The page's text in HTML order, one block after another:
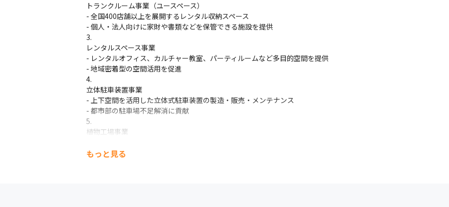
トランクルーム事業（ユースペース）
- 全国400店舗以上を展開するレンタル収納スペース
- 個人・法人向けに家財や書類などを保管できる施設を提供
レンタルスペース事業
- レンタルオフィス、カルチャー教室、パーティルームなど多目的空間を提供
- 地域密着型の空間活用を促進
立体駐車装置事業
- 上下空間を活用した立体式駐車装置の製造・販売・メンテナンス
- 都市部の駐車場不足解消に貢献
植物工場事業
- 温度・湿度・CO₂などを制御し、安心・安全な野菜を安定生産
もっと見る